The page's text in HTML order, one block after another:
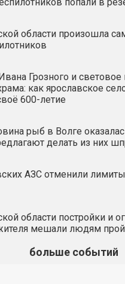
области произошла
Грозного и световое
как ярославское
600-летие
рыб в Волге
делать из них
АЗС отменили
области постройки и
мешали людям
больше событий